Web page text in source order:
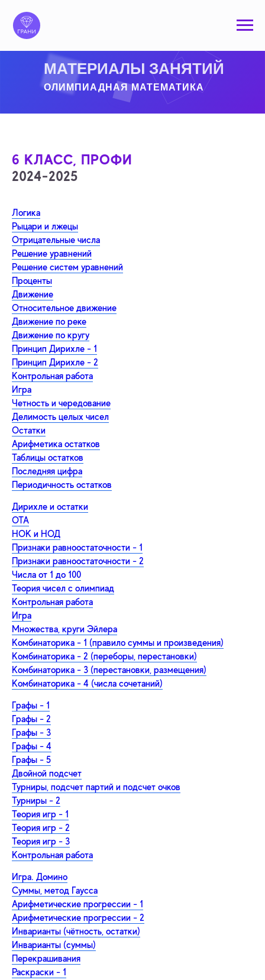
ОЛИМПИАДНАЯ МАТЕМАТИКА
МАТЕРИАЛЫ ЗАНЯТИЙ
6 КЛАСС, ПРОФИ
2024-2025
Логика
Рыцари и лжецы
Отрицательные числа
Решение уравнений
Решение систем уравнений
Проценты
Движение
Относительное движение
Движение по реке
Движение по кругу
Принцип Дирихле - 1
Принцип Дирихле - 2
Контрольная работа
Игра
Четность и чередование
Делимость целых чисел
Остатки
Арифметика остатков
Таблицы остатков
Последняя цифра
Периодичность остатков
Дирихле и остатки
ОТА
НОК и НОД
Признаки равноостаточности - 1
Признаки равноостаточности - 2
Числа от 1 до 100
Теория чисел с олимпиад
Контрольная работа
Игра
Множества, круги Эйлера
Комбинаторика - 1 (правило суммы и произведения)
Комбинаторика - 2 (переборы, перестановки)
Комбинаторика - 3 (перестановки, размещения)
Комбинаторика - 4 (числа сочетаний)
Графы - 1
Графы - 2
Графы - 3
Графы - 4
Графы - 5
Двойной подсчет
Турниры, подсчет партий и подсчет очков
Турниры - 2
Теория игр - 1
Теория игр - 2
Теория игр - 3
Контрольная работа
Игра. Домино
Суммы, метод Гаусса
Арифметические прогрессии - 1
Арифметические прогрессии - 2
Инварианты (чётность, остатки)
Инварианты (суммы)
Перекрашивания
Раскраски - 1